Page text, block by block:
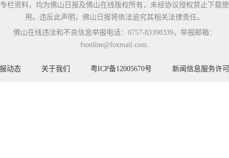
专栏资料，均为佛山日报及佛山在线版权所有，未经协议授权禁止下载使
用。违反此声明，佛山日报将依法追究其相关法律责任。
佛山在线违法和不良信息举报电话：0757-83398339，举报邮箱：
fsonline@foxmail.com.
动态 关于我们 粤ICP备12005670号 新闻信息服务许